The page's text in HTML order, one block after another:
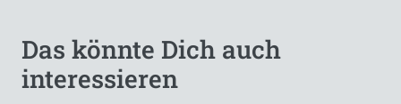
Das könnte Dich auch
interessieren